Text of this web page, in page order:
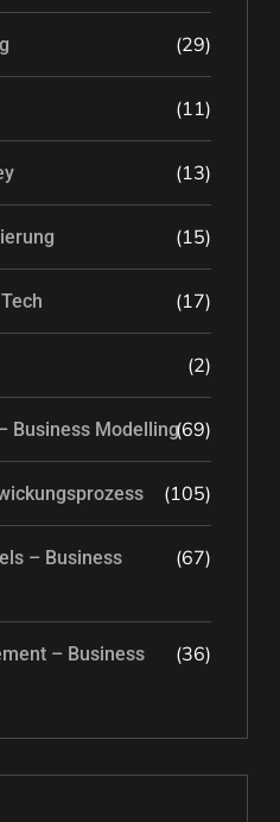
(29)
(11)
(13)
(15)
(17)
(2)
Business Modelling(69)
(105)
– Business
(67)
– Business
(36)